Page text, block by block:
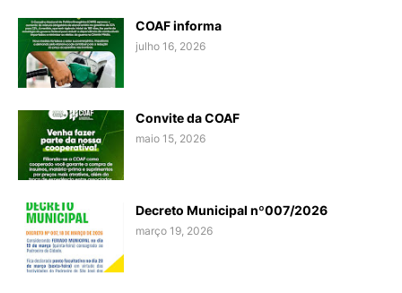
COAF informa
julho 16, 2026
Convite da COAF
maio 15, 2026
Decreto Municipal nº007/2026
março 19, 2026